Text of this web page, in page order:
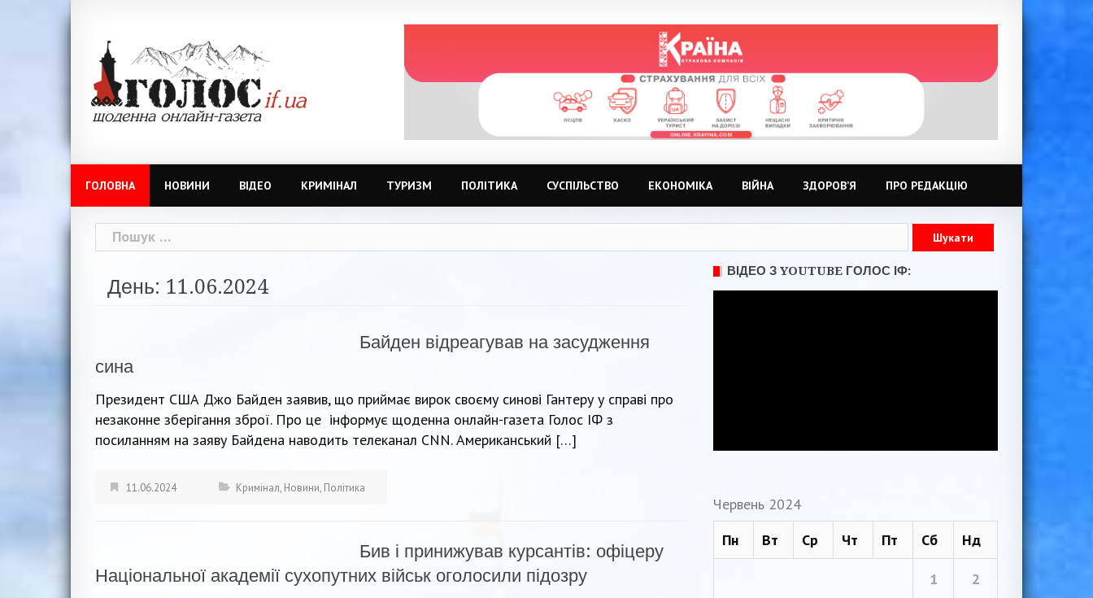
ГОЛОВНА НОВИНИ ВІДЕО КРИМІНАЛ ТУРИЗМ ПОЛІТИКА СУСПІЛЬСТВО ЕКОНОМІКА ВІЙНА ЗДОРОВ’Я ПРО РЕДАКЦІЮ
Пошук:
День: 11.06.2024
Байден відреагував на засудження
сина
Президент США Джо Байден заявив, що приймає вирок своєму синові Гантеру у справі про
незаконне зберігання зброї. Про це інформує щоденна онлайн-газета Голос ІФ з
посиланням на заяву Байдена наводить телеканал CNN. Американський […]
11.06.2024 Кримінал, Новини, Політика
Бив і принижував курсантів: офіцеру
Національної академії сухопутних військ оголосили підозру
ВІДЕО З YOUTUBE ГОЛОС ІФ:
Червень 2024
Пн
Вт Ср Чт Пт Сб Нд
1 2